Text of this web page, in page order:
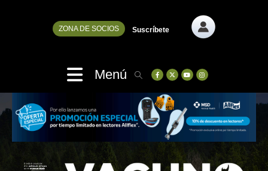
ZONA DE SOCIOS Suscríbete
Menú